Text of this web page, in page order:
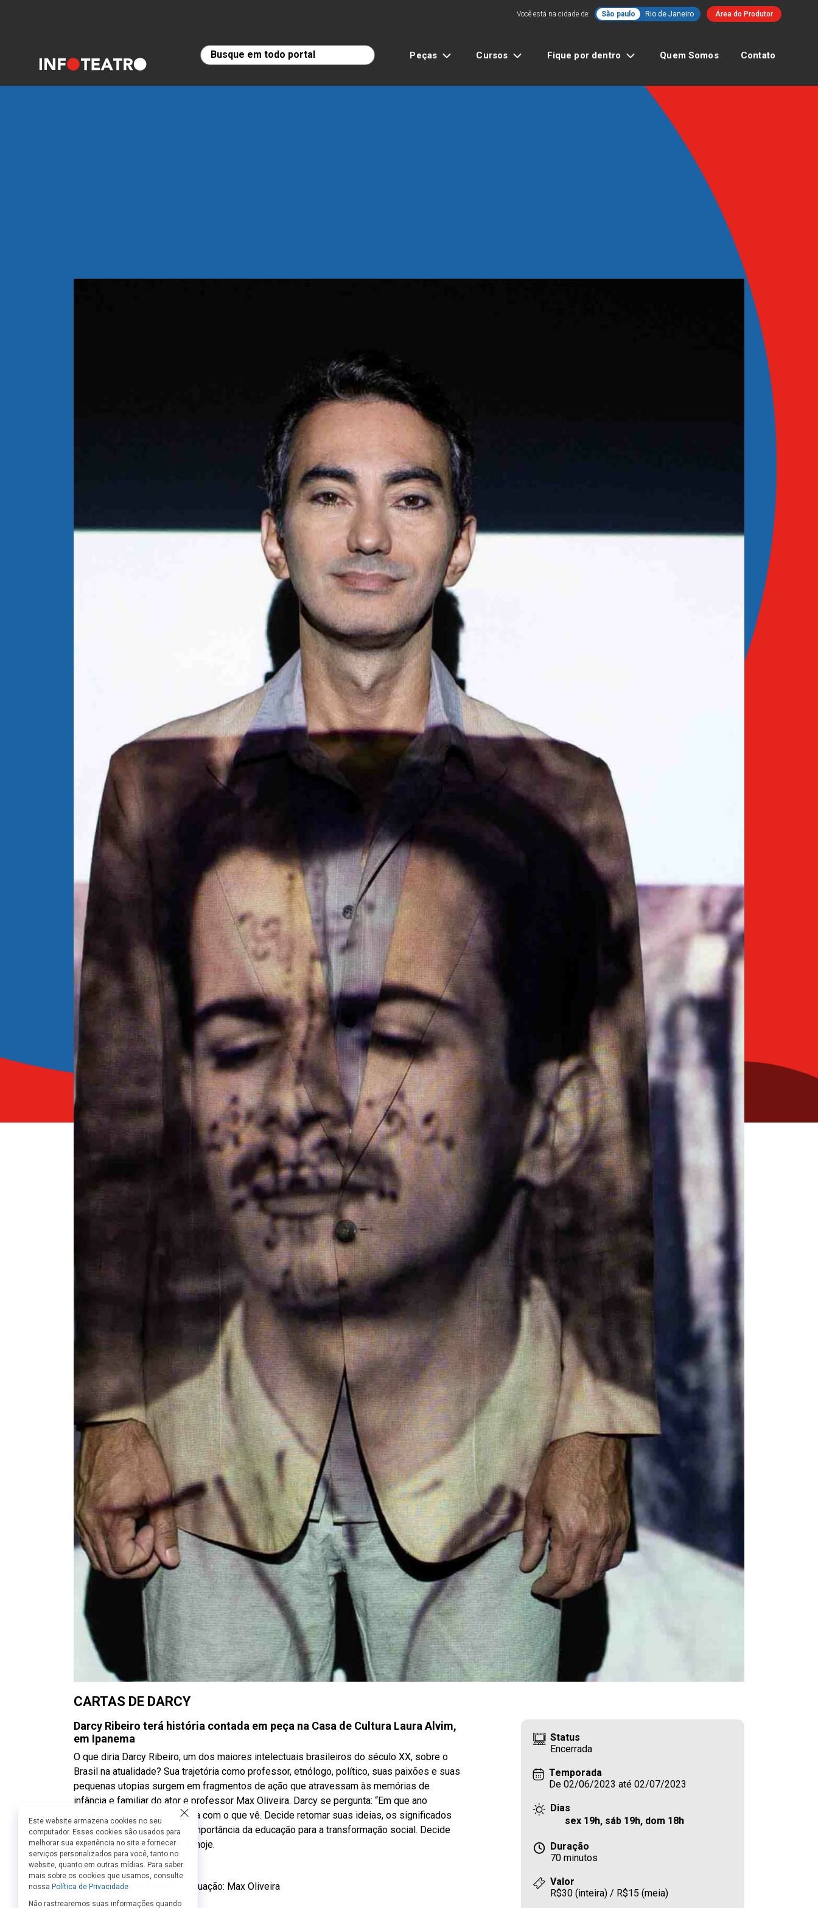
Você está na cidade de: São paulo Rio de Janeiro Área do Produtor
Peças Cursos Fique por dentro Quem Somos Contato
CARTAS DE DARCY
Darcy Ribeiro terá história contada em peça na Casa de Cultura Laura Alvim,
em Ipanema
O que diria Darcy Ribeiro, um dos maiores intelectuais brasileiros do século XX, sobre o
Brasil na atualidade? Sua trajetória como professor, etnólogo, político, suas paixões e suas
pequenas utopias surgem em fragmentos de ação que atravessam às memórias de
infância e familiar do ator e professor Max Oliveira. Darcy se pergunta: “Em que ano
estamos? ” 2023! Se assusta com o que vê. Decide retomar suas ideias, os significados
sobre o povo brasileiro e a importância da educação para a transformação social. Decide
escrever cartas ao Brasil de hoje.
Ficha técnica:
Idealização, Dramaturgia e Atuação: Max Oliveira
Direção: Carmen Frenzel
Status
Encerrada
Temporada
De 02/06/2023 até 02/07/2023
Dias
sex 19h, sáb 19h, dom 18h
Duração
70 minutos
Valor
R$30 (inteira) / R$15 (meia)
Este website armazena cookies no seu
computador. Esses cookies são usados para
melhorar sua experiência no site e fornecer
serviços personalizados para você, tanto no
website, quanto em outras mídias. Para saber
mais sobre os cookies que usamos, consulte
nossa Política de Privacidade
Não rastrearemos suas informações quando